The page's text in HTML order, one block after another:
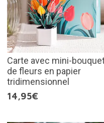
Carte avec mini-
de fleurs en papier
tridimensionnel
14,95€